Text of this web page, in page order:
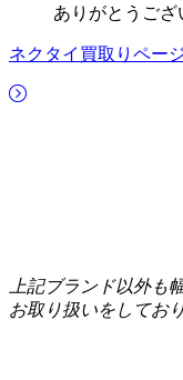
ありがとうござ
ネクタイ買取りペー
上記ブランド以外も
お取り扱いをしてお